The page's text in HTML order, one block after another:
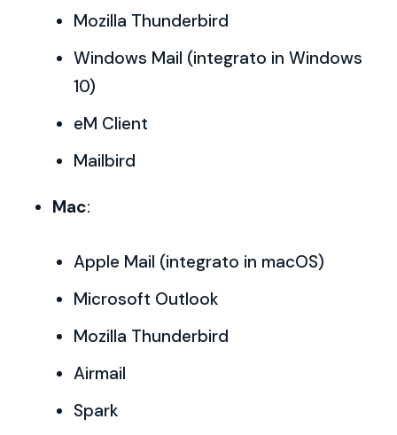
Mozilla Thunderbird
Windows Mail (integrato in Windows
10)
eM Client
Mailbird
Mac:
Apple Mail (integrato in macOS)
Microsoft Outlook
Mozilla Thunderbird
Airmail
Spark